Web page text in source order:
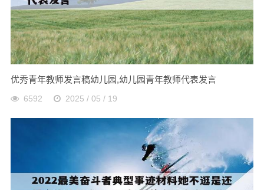
优秀青年教师发言稿幼儿园,幼儿园青年教师代表发言
6592 2025 / 05 / 19